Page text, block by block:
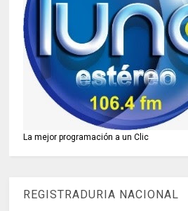
La mejor programación a un Clic
REGISTRADURIA NACIONAL